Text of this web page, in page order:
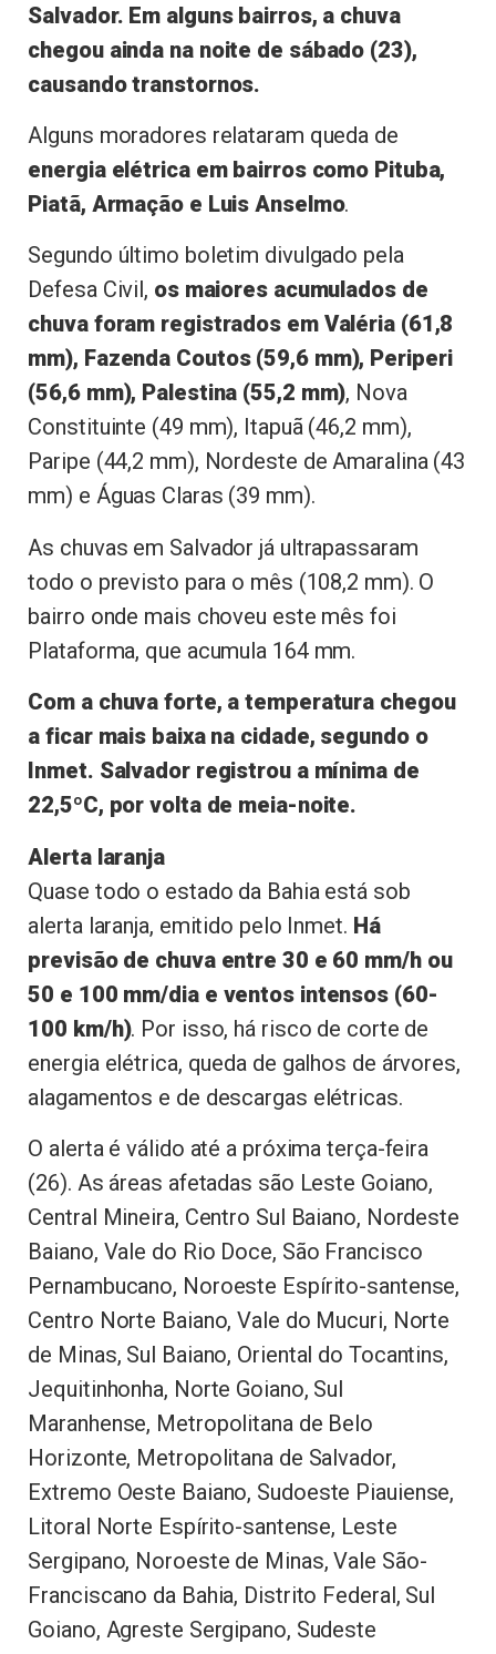
Salvador. Em alguns bairros, a chuva
chegou ainda na noite de sábado (23),
causando transtornos.
Alguns moradores relataram queda de
energia elétrica em bairros como Pituba,
Piatã, Armação e Luis Anselmo.
Segundo último boletim divulgado pela
Defesa Civil, os maiores acumulados de
chuva foram registrados em Valéria (61,8
mm), Fazenda Coutos (59,6 mm), Periperi
(56,6 mm), Palestina (55,2 mm), Nova
Constituinte (49 mm), Itapuã (46,2 mm),
Paripe (44,2 mm), Nordeste de Amaralina (43
mm) e Águas Claras (39 mm).
As chuvas em Salvador já ultrapassaram
todo o previsto para o mês (108,2 mm). O
bairro onde mais choveu este mês foi
Plataforma, que acumula 164 mm.
Com a chuva forte, a temperatura chegou
a ficar mais baixa na cidade, segundo o
Inmet. Salvador registrou a mínima de
22,5ºC, por volta de meia-noite.
Alerta laranja
Quase todo o estado da Bahia está sob
alerta laranja, emitido pelo Inmet. Há
previsão de chuva entre 30 e 60 mm/h ou
50 e 100 mm/dia e ventos intensos (60-
100 km/h). Por isso, há risco de corte de
energia elétrica, queda de galhos de árvores,
alagamentos e de descargas elétricas.
O alerta é válido até a próxima terça-feira
(26). As áreas afetadas são Leste Goiano,
Central Mineira, Centro Sul Baiano, Nordeste
Baiano, Vale do Rio Doce, São Francisco
Pernambucano, Noroeste Espírito-santense,
Centro Norte Baiano, Vale do Mucuri, Norte
de Minas, Sul Baiano, Oriental do Tocantins,
Jequitinhonha, Norte Goiano, Sul
Maranhense, Metropolitana de Belo
Horizonte, Metropolitana de Salvador,
Extremo Oeste Baiano, Sudoeste Piauiense,
Litoral Norte Espírito-santense, Leste
Sergipano, Noroeste de Minas, Vale São-
Franciscano da Bahia, Distrito Federal, Sul
Goiano, Agreste Sergipano, Sudeste